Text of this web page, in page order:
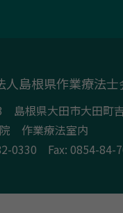
人島根県作業療法士
島根県大田市大田町
作業療法室内
0330 Fax: 0854-84-